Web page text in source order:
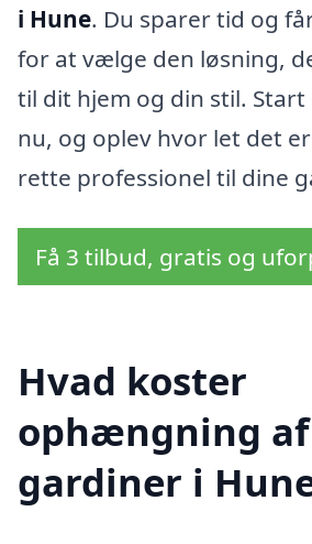
i Hune. Du sparer tid og
for at vælge den løsning,
til dit hjem og din stil.
nu, og oplev hvor let det
rette professionel til dine
Få 3 tilbud, gratis og
Hvad koster
ophængning af
gardiner i